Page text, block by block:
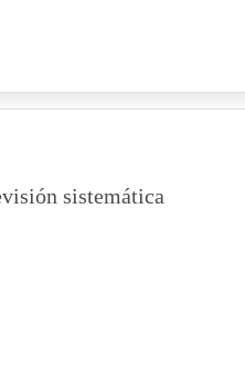
sistemática